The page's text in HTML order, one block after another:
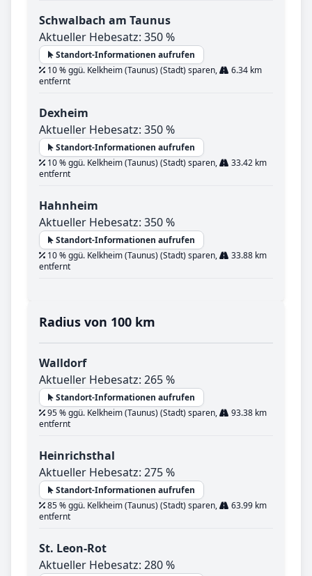
Schwalbach am Taunus
Aktueller Hebesatz: 350 %
Standort-Informationen aufrufen
10 % ggü. Kelkheim (Taunus) (Stadt) sparen,
6.34 km
entfernt
Dexheim
Aktueller Hebesatz: 350 %
Standort-Informationen aufrufen
10 % ggü. Kelkheim (Taunus) (Stadt) sparen,
33.42 km
entfernt
Hahnheim
Aktueller Hebesatz: 350 %
Standort-Informationen aufrufen
10 % ggü. Kelkheim (Taunus) (Stadt) sparen,
33.88 km
entfernt
Radius von 100 km
Walldorf
Aktueller Hebesatz: 265 %
Standort-Informationen aufrufen
95 % ggü. Kelkheim (Taunus) (Stadt) sparen,
93.38 km
entfernt
Heinrichsthal
Aktueller Hebesatz: 275 %
Standort-Informationen aufrufen
85 % ggü. Kelkheim (Taunus) (Stadt) sparen,
63.99 km
entfernt
St. Leon-Rot
Aktueller Hebesatz: 280 %